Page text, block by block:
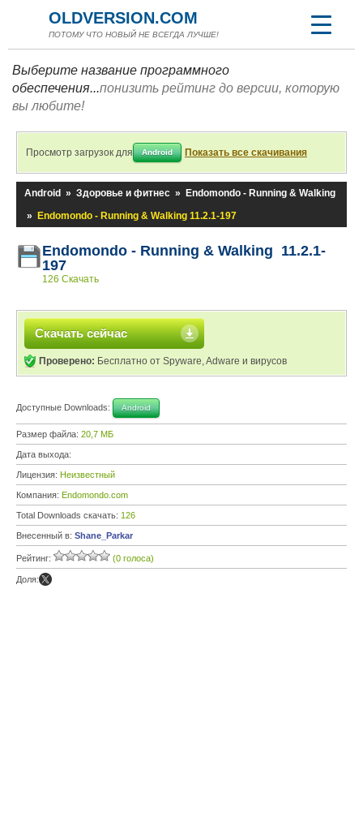
OLDVERSION.COM
ПОТОМУ ЧТО НОВЫЙ НЕ ВСЕГДА ЛУЧШЕ!
Выберите название программного
обеспечения...понизить рейтинг до версии, которую
вы любите!
Просмотр загрузок для Android Показать все скачивания
Android » Здоровье и фитнес »
Endomondo - Running & Walking
»
Endomondo - Running & Walking 11.2.1-197
Endomondo - Running & Walking 11.2.1-
197
126 Скачать
Скачать сейчас
Проверено: Бесплатно от Spyware, Adware и вирусов
Доступные Downloads: Android
Размер файла: 20,7 МБ
Дата выхода:
Лицензия: Неизвестный
Компания: Endomondo.com
Total Downloads скачать: 126
Внесенный в: Shane_Parkar
Рейтинг: (0 голоса)
Доля: